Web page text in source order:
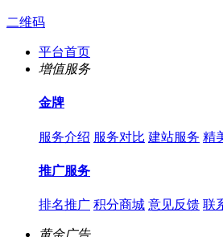
二维码
平台首页
增值服务
金牌
服务介绍 服务对比 建站服务 精
推广服务
排名推广 积分商城 意见反馈 联
黄金广告